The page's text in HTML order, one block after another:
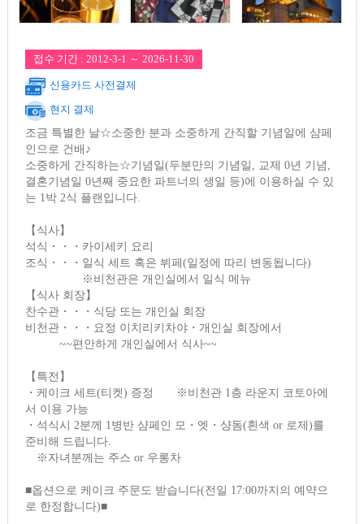
접수 기간 : 2012-3-1 ～ 2026-11-30
신용카드 사전결제
현지 결제
조금 특별한 날☆소중한 분과 소중하게 간직할 기념일에 샴페
인으로 건배♪
소중하게 간직하는☆기념일(두분만의 기념일, 교제 0년 기념,
결혼기념일 0년째 중요한 파트너의 생일 등)에 이용하실 수 있
는 1박 2식 플랜입니다.
【식사】
석식・・・카이세키 요리
조식・・・일식 세트 혹은 뷔페(일정에 따리 변동됩니다)
※비천관은 개인실에서 일식 메뉴
【식사 회장】
찬수관・・・식당 또는 개인실 회장
비천관・・・요정 이치리키차야・개인실 회장에서
~~편안하게 개인실에서 식사~~
【특전】
・케이크 세트(티켓) 증정 ※비천관 1층 라운지 코토아에
서 이용 가능
・석식시 2분께 1병반 샴페인 모・엣・샹돔(흰색 or 로제)를
준비해 드립니다.
※자녀분께는 주스 or 우롱차
■옵션으로 케이크 주문도 받습니다(전일 17:00까지의 예약으
로 한정합니다)■